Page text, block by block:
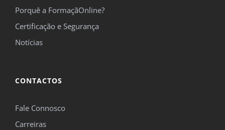
Porquê a FormaçãOnline?
Certificação e Segurança
Notícias
CONTACTOS
Fale Connosco
Carreiras